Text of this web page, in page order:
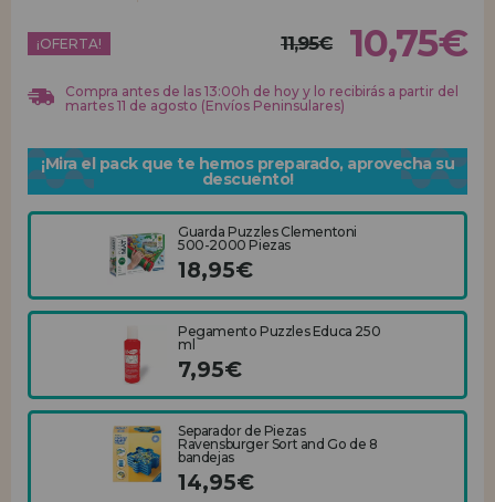
REGISTRO DISTRIBUIDOR
¡OFERTA! 11,95€ 10,75€
Compra antes de las 13:00h de hoy y lo recibirás a partir del
martes 11 de agosto (Envíos Peninsulares)
¡Mira el pack que te hemos preparado, aprovecha su
descuento!
Guarda Puzzles Clementoni
500-2000 Piezas
18,95€
Pegamento Puzzles Educa 250
ml
7,95€
Separador de Piezas
Ravensburger Sort and Go de 8
bandejas
14,95€